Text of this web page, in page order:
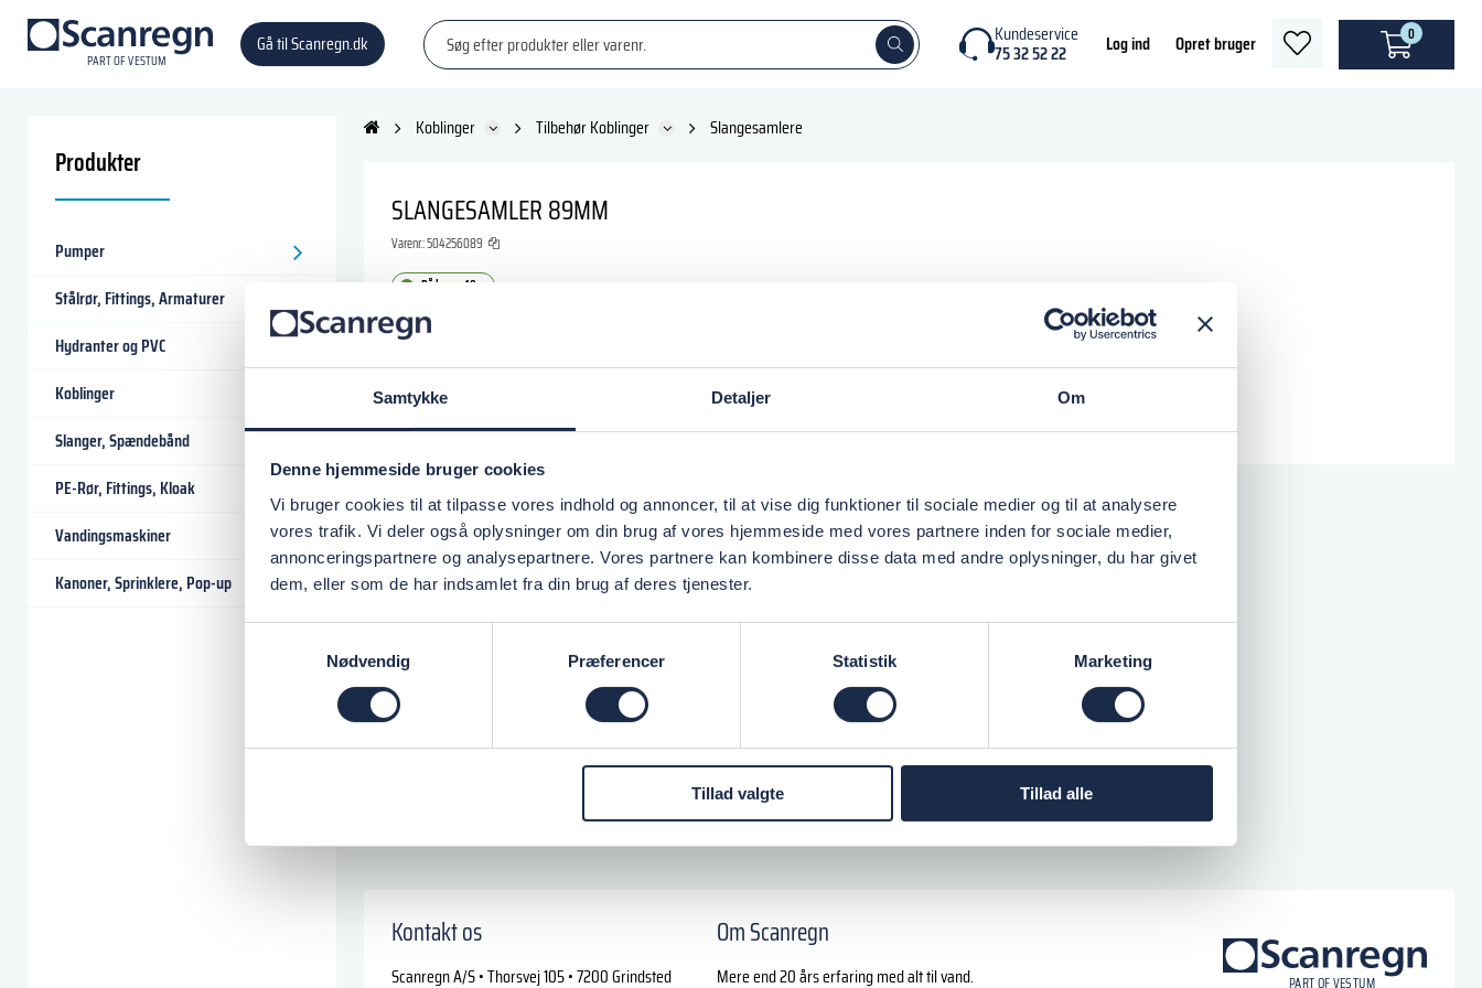
Samtykke Detaljer Om
Denne hjemmeside bruger cookies
Vi bruger cookies til at tilpasse vores indhold og annoncer, til at vise dig funktioner til sociale medier og til at analysere
vores trafik. Vi deler også oplysninger om din brug af vores hjemmeside med vores partnere inden for sociale medier,
annonceringspartnere og analysepartnere. Vores partnere kan kombinere disse data med andre oplysninger, du har givet
dem, eller som de har indsamlet fra din brug af deres tjenester.
Nødvendig
Præferencer Statistik Marketing
Tillad valgte Tillad alle
PARTOF VESTUM
Gå til Scanregn.dk Kundeservice
75 32 52 22 Log ind Opret bruger
heart
0
Produkter
Pumper
Stålrør, Fittings, Armaturer
Hydranter og PVC
Koblinger
Slanger, Spændebånd
PE-Rør, Fittings, Kloak
Vandingsmaskiner
Kanoner, Sprinklere, Pop-up
Koblinger Tilbehør Koblinger Slangesamlere
SLANGESAMLER 89MM
Varenr.:504256089
På lager: 10+
332,50 DKK
Kontakt os
Scanregn A/S • Thorsvej 105 • 7200 Grindsted
Om Scanregn
Mere end 20 års erfaring med alt til vand.
PARTOF VESTUM
logo